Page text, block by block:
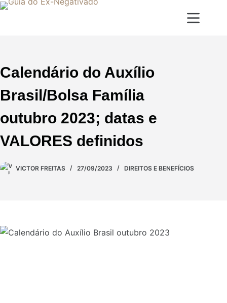
Calendário do Auxílio
Brasil/Bolsa Família
outubro 2023; datas e
VALORES definidos
VICTOR FREITAS 27/09/2023 DIREITOS E BENEFÍCIOS